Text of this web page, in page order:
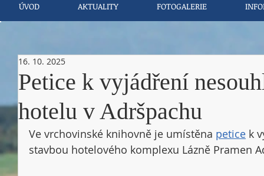
ÚVOD AKTUALITY FOTOGALERIE
Petice k vyjádření
hotelu v Adršpachu
16. 10. 2025
Ve vrchovinské knihovně je umístěna petice k
stavbou hotelového komplexu Lázně Pramen